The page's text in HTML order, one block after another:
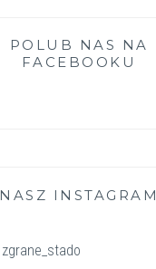
POLUB NAS NA
FACEBOOKU
NASZ INSTAGRAM
zgrane_stado